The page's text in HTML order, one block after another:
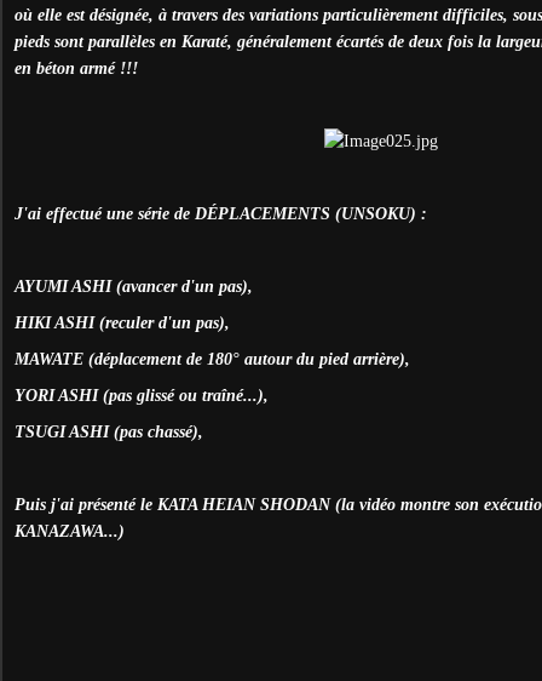
où elle est désignée, à travers des variations particulièrement difficiles,
pieds sont parallèles en Karaté, généralement écartés de deux fois la
en béton armé !!!
J'ai effectué une série de DÉPLACEMENTS (UNSOKU) :
AYUMI ASHI (avancer d'un pas),
HIKI ASHI (reculer d'un pas),
MAWATE (déplacement de 180° autour du pied arrière),
YORI ASHI (pas glissé ou traîné...),
TSUGI ASHI (pas chassé),
Puis j'ai présenté le KATA HEIAN SHODAN (la vidéo montre son
KANAZAWA...)